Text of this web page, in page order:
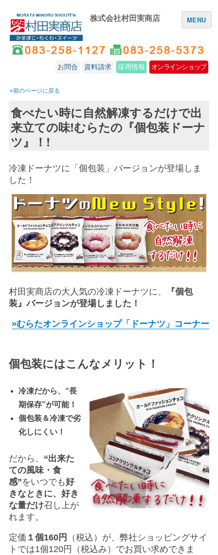
株式会社村田実商店
お問合 資料請求 採用情報 オンラインショップ
MENU
«前のページに戻る
食べたい時に自然解凍するだけで出
来立ての味!むらたの『個包装ドーナ
ツ』！!
冷凍ドーナツに「個包装」バージョンが登場しま
した！
村田実商店の大人気の冷凍ドーナツに、
『個包
装』バージョンが登場しました！
»むらたオンラインショップ「ドーナツ」コーナー
個包装にはこんなメリット！
冷凍だから、“長
期保存”が可能！
個包装＆冷凍で劣
化しにくい！
だから、 “出来た
ての風味・食
感”をいつでも好
きなときに、好き
な量だけ召し上が
れます。
定価 １個160円
（税込）が、弊社ショッピングサイ
トでは1個120円（税込み）でお買い求めできま